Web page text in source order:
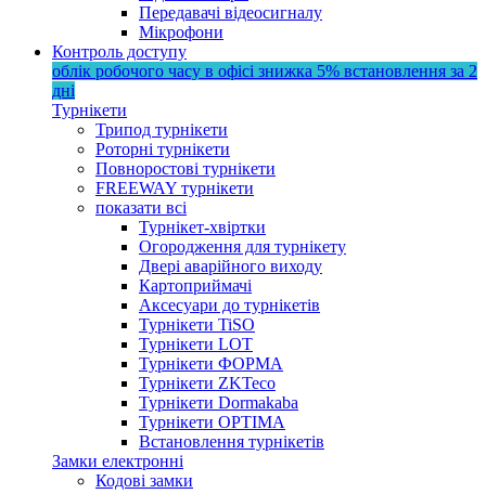
Передавачі відеосигналу
Мікрофони
Контроль доступу
облік робочого часу в офісі знижка 5% встановлення за 2
дні
Турнікети
Трипод турнікети
Роторні турнікети
Повноростові турнікети
FREEWAY турнікети
показати всі
Турнікет-хвіртки
Огородження для турнікету
Двері аварійного виходу
Картоприймачі
Аксесуари до турнікетів
Турнікети TiSO
Турнікети LOT
Турнікети ФОРМА
Турнікети ZKTeco
Турнікети Dormakaba
Турнікети OPTIMA
Встановлення турнікетів
Замки електронні
Кодові замки